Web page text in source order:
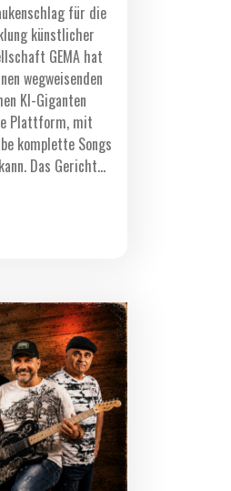
für die
künstlicher
GEMA hat
wegweisenden
KI-Giganten
Plattform, mit
komplette Songs
Das Gericht…